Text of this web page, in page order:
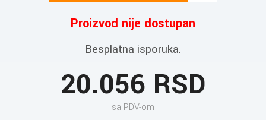
Proizvod nije dostupan
Besplatna isporuka.
20.056 RSD
sa PDV-om